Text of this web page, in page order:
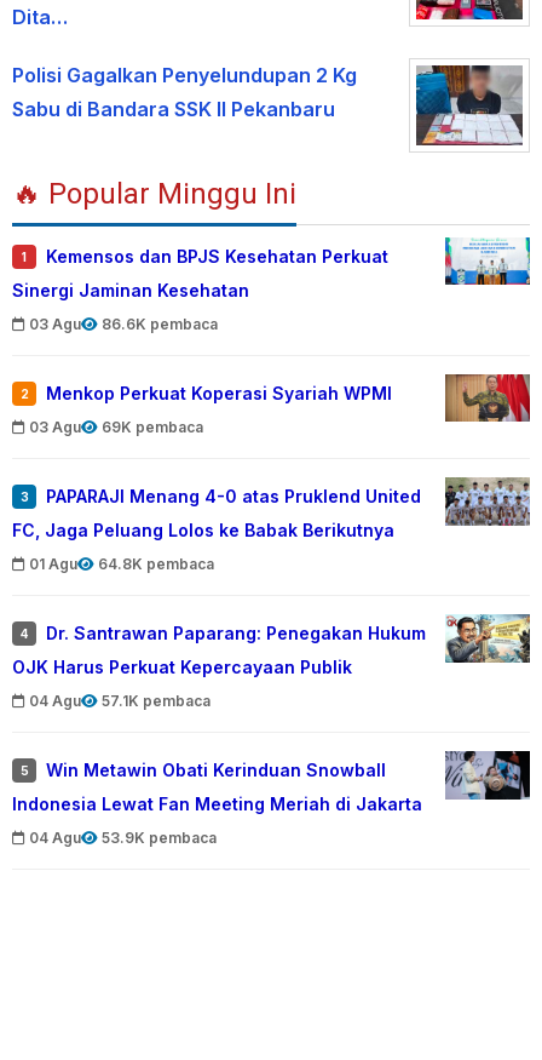
Dita…
Polisi Gagalkan Penyelundupan 2 Kg
Sabu di Bandara SSK II Pekanbaru
🔥 Popular Minggu Ini
1
Kemensos dan BPJS Kesehatan Perkuat
Sinergi Jaminan Kesehatan
03 Agu 86.6K pembaca
2 Menkop Perkuat Koperasi Syariah WPMI
03 Agu 69K pembaca
3
PAPARAJI Menang 4-0 atas Pruklend United
FC, Jaga Peluang Lolos ke Babak Berikutnya
01 Agu 64.8K pembaca
4
Dr. Santrawan Paparang: Penegakan Hukum
OJK Harus Perkuat Kepercayaan Publik
04 Agu 57.1K pembaca
5
Win Metawin Obati Kerinduan Snowball
Indonesia Lewat Fan Meeting Meriah di Jakarta
04 Agu 53.9K pembaca